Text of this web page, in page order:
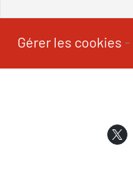
Gérer les cookies -